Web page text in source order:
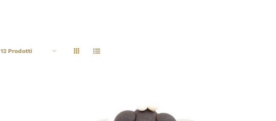
12 Prodotti